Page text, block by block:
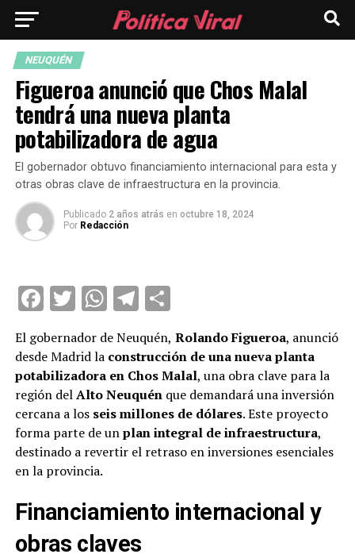
NEUQUÉN
Figueroa anunció que Chos Malal
tendrá una nueva planta
potabilizadora de agua
El gobernador obtuvo financiamiento internacional para esta y
otras obras clave de infraestructura en la provincia.
Publicado 2 años atrás en octubre 18, 2024
Por Redacción
Facebook
Twitter
WhatsApp
Telegram
Compartir
El gobernador de Neuquén, Rolando Figueroa, anunció
desde Madrid la construcción de una nueva planta
potabilizadora en Chos Malal, una obra clave para la
región delAlto Neuquénque demandará una inversión
cercana a los seis millones de dólares. Este proyecto
forma parte de unplan integral de infraestructura,
destinado a revertir el retraso en inversiones esenciales
en la provincia.
Financiamiento internacional y
obras claves